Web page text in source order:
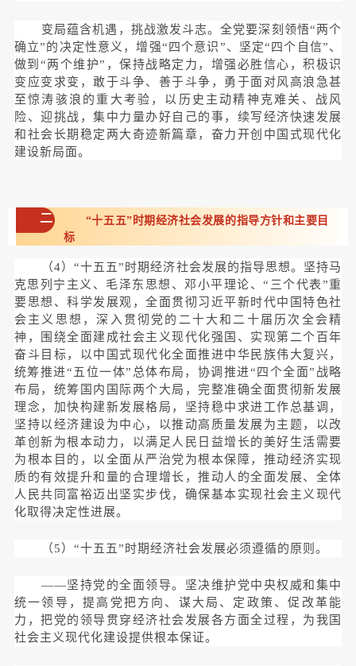
变局蕴含机遇，挑战激发斗志。全党要深刻领悟“两个
确立”的决定性意义，增强“四个意识”、坚定“四个自信”、
做到“两个维护”，保持战略定力，增强必胜信心，积极识
变应变求变，敢于斗争、善于斗争，勇于面对风高浪急甚
至惊涛骇浪的重大考验，以历史主动精神克难关、战风
险、迎挑战，集中力量办好自己的事，续写经济快速发展
和社会长期稳定两大奇迹新篇章，奋力开创中国式现代化
建设新局面。
二
“十五五”时期经济社会发展的指导方针和主要目
标
（4）“十五五”时期经济社会发展的指导思想。坚持马
克思列宁主义、毛泽东思想、邓小平理论、“三个代表”重
要思想、科学发展观，全面贯彻习近平新时代中国特色社
会主义思想，深入贯彻党的二十大和二十届历次全会精
神，围绕全面建成社会主义现代化强国、实现第二个百年
奋斗目标，以中国式现代化全面推进中华民族伟大复兴，
统筹推进“五位一体”总体布局，协调推进“四个全面”战略
布局，统筹国内国际两个大局，完整准确全面贯彻新发展
理念，加快构建新发展格局，坚持稳中求进工作总基调，
坚持以经济建设为中心，以推动高质量发展为主题，以改
革创新为根本动力，以满足人民日益增长的美好生活需要
为根本目的，以全面从严治党为根本保障，推动经济实现
质的有效提升和量的合理增长，推动人的全面发展、全体
人民共同富裕迈出坚实步伐，确保基本实现社会主义现代
化取得决定性进展。
（5）“十五五”时期经济社会发展必须遵循的原则。
——坚持党的全面领导。坚决维护党中央权威和集中
统一领导，提高党把方向、谋大局、定政策、促改革能
力，把党的领导贯穿经济社会发展各方面全过程，为我国
社会主义现代化建设提供根本保证。